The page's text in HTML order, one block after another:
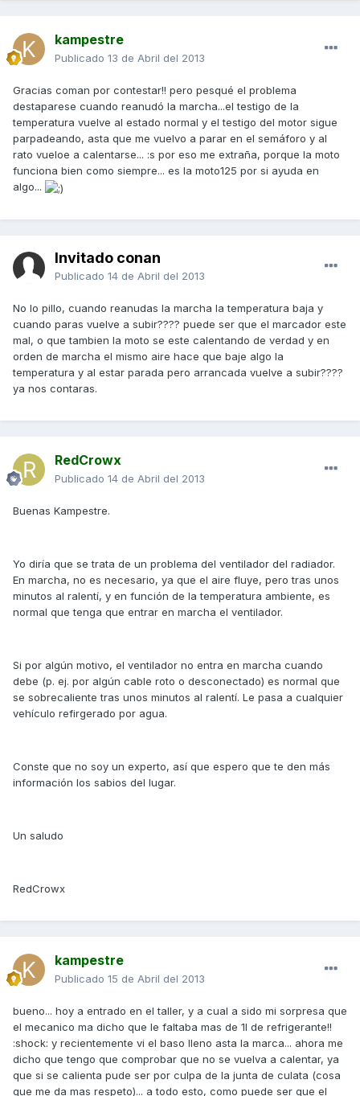
kampestre
Publicado 13 de Abril del 2013
Gracias coman por contestar!! pero pesqué el problema
destaparese cuando reanudó la marcha...el testigo de la
temperatura vuelve al estado normal y el testigo del motor sigue
parpadeando, asta que me vuelvo a parar en el semáforo y al
rato vueloe a calentarse... :s por eso me extraña, porque la moto
funciona bien como siempre... es la moto125 por si ayuda en
algo...
Invitado conan
Publicado 14 de Abril del 2013
No lo pillo, cuando reanudas la marcha la temperatura baja y
cuando paras vuelve a subir???? puede ser que el marcador este
mal, o que tambien la moto se este calentando de verdad y en
orden de marcha el mismo aire hace que baje algo la
temperatura y al estar parada pero arrancada vuelve a subir????
ya nos contaras.
RedCrowx
Publicado 14 de Abril del 2013
Buenas Kampestre.
Yo diría que se trata de un problema del ventilador del radiador.
En marcha, no es necesario, ya que el aire fluye, pero tras unos
minutos al ralentí, y en función de la temperatura ambiente, es
normal que tenga que entrar en marcha el ventilador.
Si por algún motivo, el ventilador no entra en marcha cuando
debe (p. ej. por algún cable roto o desconectado) es normal que
se sobrecaliente tras unos minutos al ralentí. Le pasa a cualquier
vehículo refirgerado por agua.
Conste que no soy un experto, así que espero que te den más
información los sabios del lugar.
Un saludo
RedCrowx
kampestre
Publicado 15 de Abril del 2013
bueno... hoy a entrado en el taller, y a cual a sido mi sorpresa que
el mecanico ma dicho que le faltaba mas de 1l de refrigerante!!
:shock: y recientemente vi el baso lleno asta la marca... ahora me
dicho que tengo que comprobar que no se vuelva a calentar, ya
que si se calienta pude ser por culpa de la junta de culata (cosa
que me da mas respeto)... a todo esto, como puede ser que el